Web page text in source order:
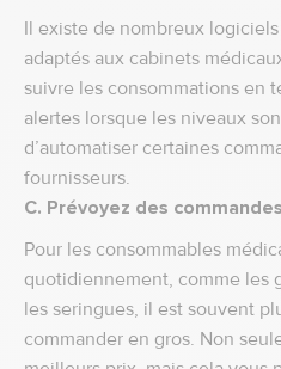
Il existe de nombreux
adaptés aux cabinets
suivre les consommations en
alertes lorsque les niveaux
d’automatiser certaines
fournisseurs.
C. Prévoyez des
Pour les consommables
quotidiennement, comme les
les seringues, il est souvent
commander en gros. Non